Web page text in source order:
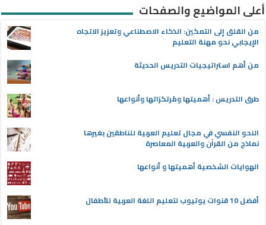
أعلى المواضيع والصفحات
من القلق إلى التمكين: الذكاء الاصطناعي وتعزيز الاتجاه
الإيجابي نحو مهنة التعليم
من أهم استراتيجيات التدريس الحديثة
طرق التدريس : أهميتها ومُرتكزاتها وأنواعها
النحو النفسي في مجال تعليم العربية للناطقين بغيرها
نماذج من القرآن والعربية المعاصرة
الهوايات الشخصية أهميتها و أنواعها
أفضل 10 قنوات يوتيوب لتعليم اللغة العربية للأطفال